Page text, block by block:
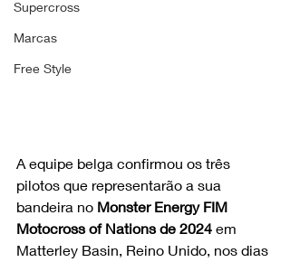
Supercross
Marcas
Free Style
A equipe belga confirmou os três
pilotos que representarão a sua
bandeira no Monster Energy FIM
Motocross of Nations de 2024 em
Matterley Basin, Reino Unido, nos dias